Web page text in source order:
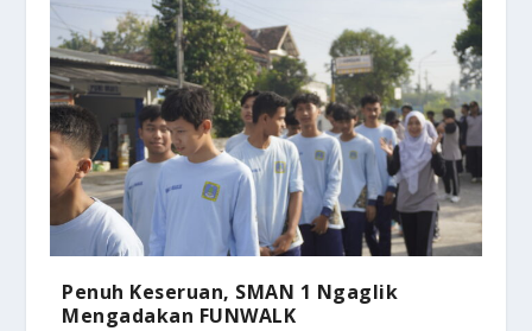
Penuh Keseruan, SMAN 1 Ngaglik
Mengadakan FUNWALK